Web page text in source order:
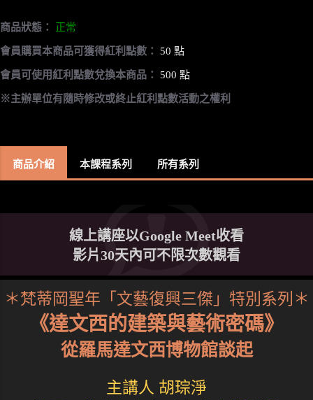
商品狀態： 正常
會員購買本商品可獲得紅利點數： 50 點
會員可使用紅利點數兌換本商品： 500 點
※主辦單位有隨時修改或終止紅利點數活動之權利
商品介紹 本課程系列 所有系列
線上講座以Google Meet收看
影片30天內可不限次數觀看
＊梵蒂岡聖年「文藝復興三傑」特別系列＊
《達文西的建築與藝術密碼》
從羅馬達文西博物館談起
主講人 胡琮淨